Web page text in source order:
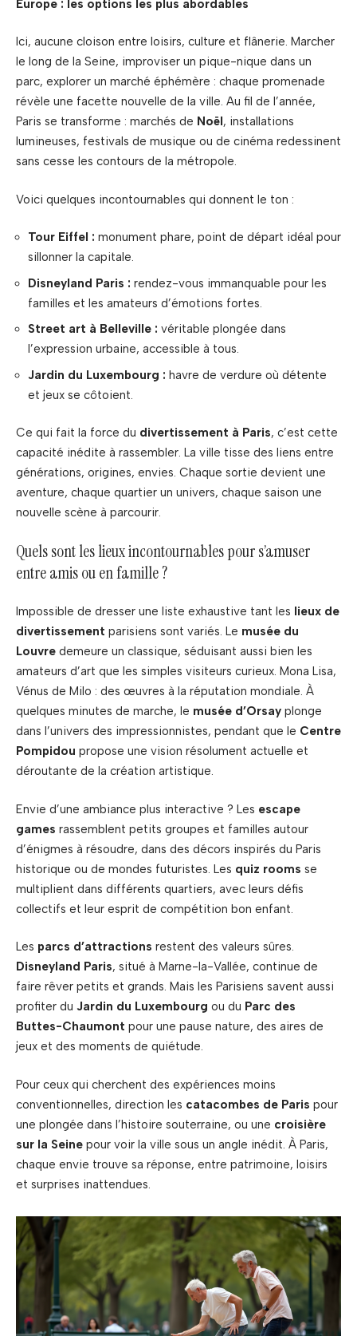
Europe : les options les plus abordables
Ici, aucune cloison entre loisirs, culture et flânerie. Marcher
le long de la Seine, improviser un pique-nique dans un
parc, explorer un marché éphémère : chaque promenade
révèle une facette nouvelle de la ville. Au fil de l’année,
Paris se transforme : marchés de Noël, installations
lumineuses, festivals de musique ou de cinéma redessinent
sans cesse les contours de la métropole.
Voici quelques incontournables qui donnent le ton :
Tour Eiffel : monument phare, point de départ idéal pour
sillonner la capitale.
Disneyland Paris : rendez-vous immanquable pour les
familles et les amateurs d’émotions fortes.
Street art à Belleville : véritable plongée dans
l’expression urbaine, accessible à tous.
Jardin du Luxembourg : havre de verdure où détente
et jeux se côtoient.
Ce qui fait la force du divertissement à Paris, c’est cette
capacité inédite à rassembler. La ville tisse des liens entre
générations, origines, envies. Chaque sortie devient une
aventure, chaque quartier un univers, chaque saison une
nouvelle scène à parcourir.
Quels sont les lieux incontournables pour s’amuser
entre amis ou en famille ?
Impossible de dresser une liste exhaustive tant les lieux de
divertissement parisiens sont variés. Le musée du
Louvre demeure un classique, séduisant aussi bien les
amateurs d’art que les simples visiteurs curieux. Mona Lisa,
Vénus de Milo : des œuvres à la réputation mondiale. À
quelques minutes de marche, le musée d’Orsay plonge
dans l’univers des impressionnistes, pendant que le Centre
Pompidou propose une vision résolument actuelle et
déroutante de la création artistique.
Envie d’une ambiance plus interactive ? Les escape
games rassemblent petits groupes et familles autour
d’énigmes à résoudre, dans des décors inspirés du Paris
historique ou de mondes futuristes. Les quiz rooms se
multiplient dans différents quartiers, avec leurs défis
collectifs et leur esprit de compétition bon enfant.
Les parcs d’attractions restent des valeurs sûres.
Disneyland Paris, situé à Marne-la-Vallée, continue de
faire rêver petits et grands. Mais les Parisiens savent aussi
profiter du Jardin du Luxembourg ou du Parc des
Buttes-Chaumont pour une pause nature, des aires de
jeux et des moments de quiétude.
Pour ceux qui cherchent des expériences moins
conventionnelles, direction les catacombes de Paris pour
une plongée dans l’histoire souterraine, ou une croisière
sur la Seine pour voir la ville sous un angle inédit. À Paris,
chaque envie trouve sa réponse, entre patrimoine, loisirs
et surprises inattendues.